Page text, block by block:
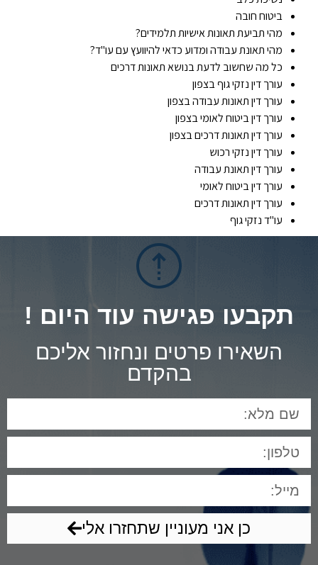
ביטוח חובה
מהי תביעת תאונות אישיות תלמידים?
מהי תאונת עבודה ומדוע כדאי להיוועץ עם עו"ד?
כל מה שחשוב לדעת בנושא תאונות דרכים
עורך דין נזקי גוף בצפון
עורך דין תאונות עבודה בצפון
עורך דין ביטוח לאומי בצפון
עורך דין תאונות דרכים בצפון
עורך דין נזקי רכוש
עורך דין תאונת עבודה
עורך דין ביטוח לאומי
עורך דין תאונות דרכים
עו"ד נזקי גוף
תקבעו פגישה עוד היום !
השאירו פרטים ונחזור אליכם
בהקדם
כן אני מעוניין שתחזרו אלי